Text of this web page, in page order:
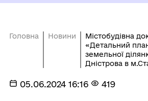
Головна Новини
Містобудівна
«Детальний
земельної
Дністрова в
05.06.2024 16:16 419